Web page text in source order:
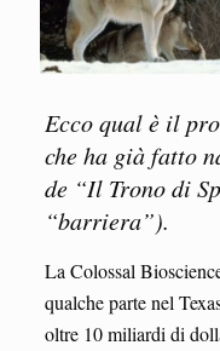
Ecco qual è il
che ha già fatto
de “Il Trono di
“barriera”).
La Colossal
qualche parte nel
oltre 10 miliardi di